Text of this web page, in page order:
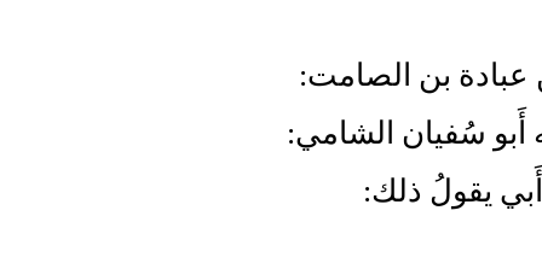
بن الصامت:
سُفيان الشامي:
يقولُ ذلك: